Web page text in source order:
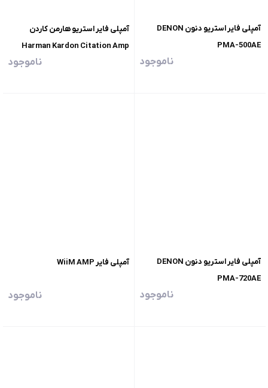
آمپلی فایر استریو دنون DENON
PMA-500AE
ناموجود
آمپلی فایر استریو هارمن کاردن
Harman Kardon Citation Amp
ناموجود
آمپلی فایر استریو دنون DENON
PMA-720AE
ناموجود
آمپلی فایر WiiM AMP
ناموجود